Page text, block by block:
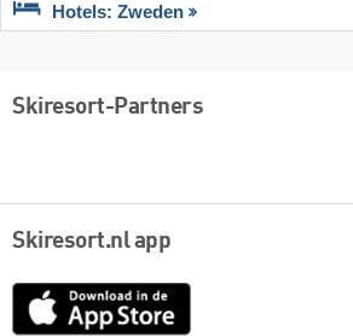
Hotels: Zweden
Skiresort-Partners
Skiresort.nl app
App